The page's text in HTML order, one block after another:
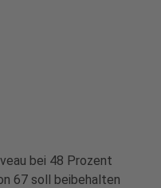
bei 48 Prozent
67 soll beibehalten